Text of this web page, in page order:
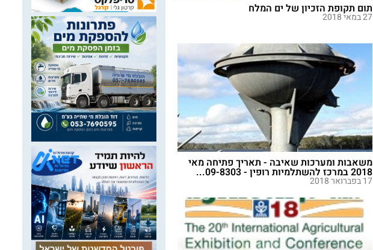
תום תקופת הזכיון של ים המלח
27 במאי 2018
משאבות ומערכות שאיבה - תאריך פתיחה מאי
2018 במרכז להשתלמיות רופין - 09-8303...
17 בפברואר 2018